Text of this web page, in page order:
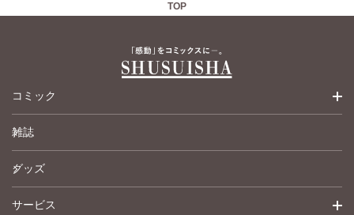
TOP
コミック
少女コミック
女性コミック
ペットコミック
雑誌
グッズ
サービス